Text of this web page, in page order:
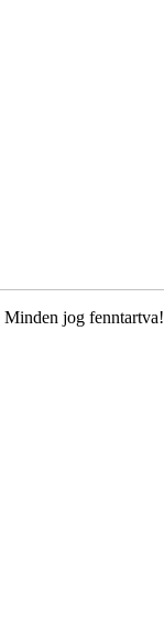
Minden jog fenntartva!